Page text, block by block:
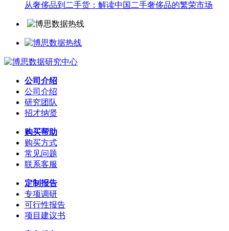
从奢侈品到二手货：解读中国二手奢侈品的繁荣市场
公司介绍
公司介绍
研究团队
招才纳贤
购买帮助
购买方式
常见问题
联系客服
定制报告
专项调研
可行性报告
项目建议书